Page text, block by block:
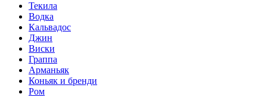
Текила
Водка
Кальвадос
Джин
Виски
Граппа
Арманьяк
Коньяк и бренди
Ром